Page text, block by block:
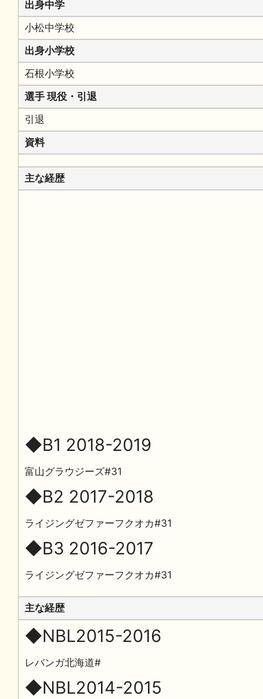
出身中学
小松中学校
出身小学校
石根小学校
選手 現役・引退
引退
資料
主な経歴
◆B1 2018-2019
富山グラウジーズ#31
◆B2 2017-2018
ライジングゼファーフクオカ#31
◆B3 2016-2017
ライジングゼファーフクオカ#31
主な経歴
◆NBL2015-2016
レバンガ北海道#
◆NBL2014-2015